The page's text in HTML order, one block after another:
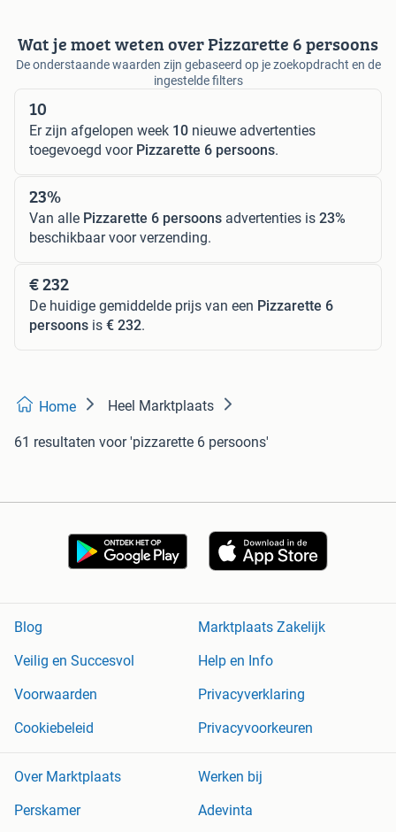
Wat je moet weten over Pizzarette 6 persoons
De onderstaande waarden zijn gebaseerd op je zoekopdracht en de
ingestelde filters
10
Er zijn afgelopen week 10 nieuwe advertenties
toegevoegd voor Pizzarette 6 persoons.
23%
Van alle Pizzarette 6 persoons advertenties is 23%
beschikbaar voor verzending.
€ 232
De huidige gemiddelde prijs van een Pizzarette 6
persoons is € 232.
Home Heel Marktplaats
61 resultaten voor 'pizzarette 6 persoons'
Blog
Marktplaats Zakelijk
Veilig en Succesvol
Help en Info
Voorwaarden
Privacyverklaring
Cookiebeleid
Privacyvoorkeuren
Over Marktplaats
Werken bij
Perskamer
Adevinta